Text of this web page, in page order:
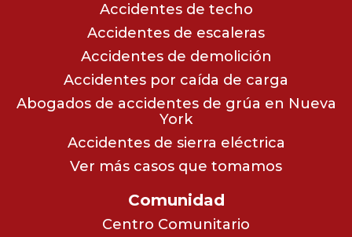
Accidentes de techo
Accidentes de escaleras
Accidentes de demolición
Accidentes por caída de carga
Abogados de accidentes de grúa en Nueva
York
Accidentes de sierra eléctrica
Ver más casos que tomamos
Comunidad
Centro Comunitario